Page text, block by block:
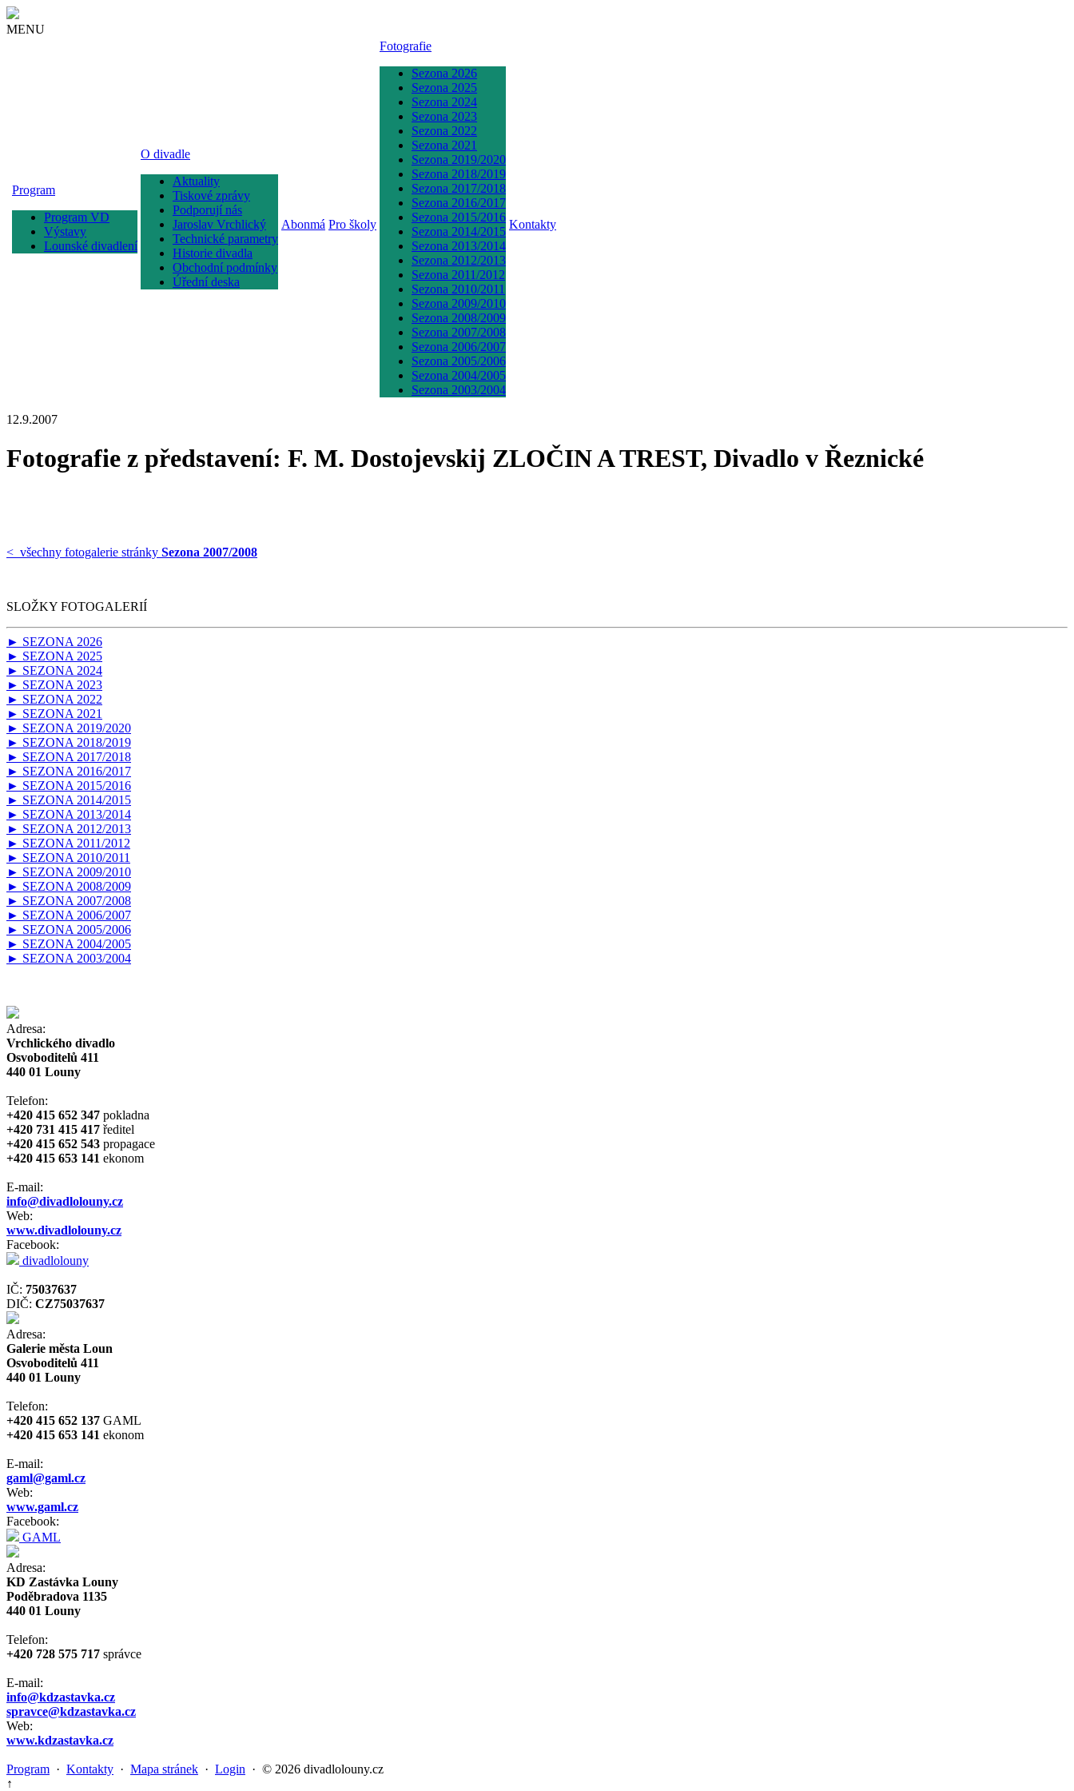
MENU
Program
Program VD
Výstavy
Lounské divadlení
O divadle
Aktuality
Tiskové zprávy
Podporují nás
Jaroslav Vrchlický
Technické parametry
Historie divadla
Obchodní podmínky
Úřední deska
Abonmá Pro školy
Fotografie
Sezona 2026
Sezona 2025
Sezona 2024
Sezona 2023
Sezona 2022
Sezona 2021
Sezona 2019/2020
Sezona 2018/2019
Sezona 2017/2018
Sezona 2016/2017
Sezona 2015/2016
Sezona 2014/2015
Sezona 2013/2014
Sezona 2012/2013
Sezona 2011/2012
Sezona 2010/2011
Sezona 2009/2010
Sezona 2008/2009
Sezona 2007/2008
Sezona 2006/2007
Sezona 2005/2006
Sezona 2004/2005
Sezona 2003/2004
Kontakty
12.9.2007
Fotografie z představení: F. M. Dostojevskij ZLOČIN A TREST, Divadlo v Řeznické
< všechny fotogalerie stránky Sezona 2007/2008
SLOŽKY FOTOGALERIÍ
► SEZONA 2026
► SEZONA 2025
► SEZONA 2024
► SEZONA 2023
► SEZONA 2022
► SEZONA 2021
► SEZONA 2019/2020
► SEZONA 2018/2019
► SEZONA 2017/2018
► SEZONA 2016/2017
► SEZONA 2015/2016
► SEZONA 2014/2015
► SEZONA 2013/2014
► SEZONA 2012/2013
► SEZONA 2011/2012
► SEZONA 2010/2011
► SEZONA 2009/2010
► SEZONA 2008/2009
► SEZONA 2007/2008
► SEZONA 2006/2007
► SEZONA 2005/2006
► SEZONA 2004/2005
► SEZONA 2003/2004
Adresa:
Vrchlického divadlo
Osvoboditelů 411
440 01 Louny
Telefon:
+420 415 652 347 pokladna
+420 731 415 417 ředitel
+420 415 652 543 propagace
+420 415 653 141 ekonom
E-mail:
info@divadlolouny.cz
Web:
www.divadlolouny.cz
Facebook:
divadlolouny
IČ: 75037637
DIČ: CZ75037637
Adresa:
Galerie města Loun
Osvoboditelů 411
440 01 Louny
Telefon:
+420 415 652 137 GAML
+420 415 653 141 ekonom
E-mail:
gaml@gaml.cz
Web:
www.gaml.cz
Facebook:
GAML
Adresa:
KD Zastávka Louny
Poděbradova 1135
440 01 Louny
Telefon:
+420 728 575 717 správce
E-mail:
info@kdzastavka.cz
spravce@kdzastavka.cz
Web:
www.kdzastavka.cz
Program · Kontakty · Mapa stránek · Login · © 2026 divadlolouny.cz
↑